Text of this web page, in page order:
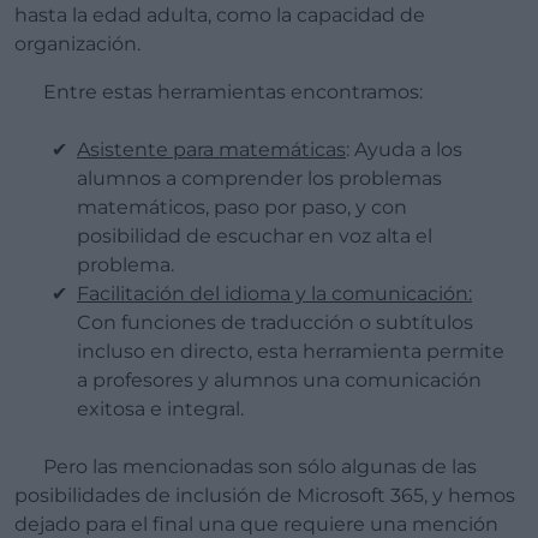
hasta la edad adulta, como la capacidad de
organización.
Entre estas herramientas encontramos:
Asistente para matemáticas: Ayuda a los
alumnos a comprender los problemas
matemáticos, paso por paso, y con
posibilidad de escuchar en voz alta el
problema.
Facilitación del idioma y la comunicación:
Con funciones de traducción o subtítulos
incluso en directo, esta herramienta permite
a profesores y alumnos una comunicación
exitosa e integral.
Pero las mencionadas son sólo algunas de las
posibilidades de inclusión de Microsoft 365, y hemos
dejado para el final una que requiere una mención